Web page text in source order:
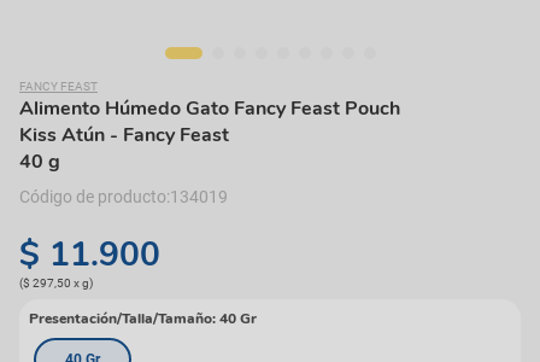
FANCY FEAST
Alimento Húmedo Gato Fancy Feast Pouch
Kiss Atún - Fancy Feast
40 g
134019
$ 11.900
($ 297,50 xg)
Presentación/Talla/Tamaño:40 Gr